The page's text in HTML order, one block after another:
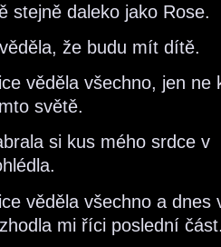
stejně daleko jako Rose.
že budu mít dítě.
věděla všechno, jen
světě.
si kus mého srdce
věděla všechno a
mi říci poslední